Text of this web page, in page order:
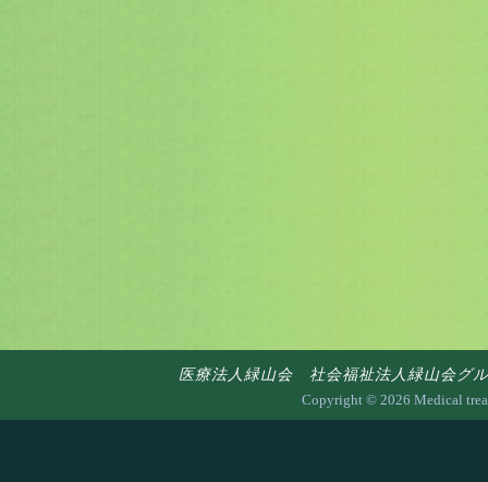
医療法人緑山会 社会福祉法人緑山会グ
Copyright © 2026 Medical